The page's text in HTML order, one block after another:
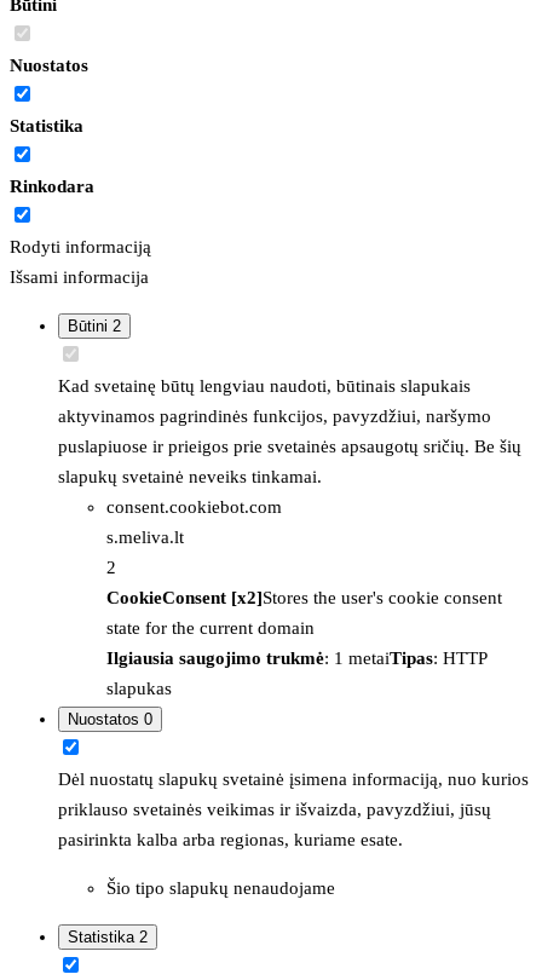
Būtini
Nuostatos
Statistika
Rinkodara
Rodyti informaciją
Išsami informacija
Būtini 2
Kad svetainę būtų lengviau naudoti, būtinais slapukais
aktyvinamos pagrindinės funkcijos, pavyzdžiui, naršymo
puslapiuose ir prieigos prie svetainės apsaugotų sričių. Be šių
slapukų svetainė neveiks tinkamai.
consent.cookiebot.com
s.meliva.lt
2
CookieConsent [x2]Stores the user's cookie consent
state for the current domain
Ilgiausia saugojimo trukmė: 1 metaiTipas: HTTP
slapukas
Nuostatos 0
Dėl nuostatų slapukų svetainė įsimena informaciją, nuo kurios
priklauso svetainės veikimas ir išvaizda, pavyzdžiui, jūsų
pasirinkta kalba arba regionas, kuriame esate.
Šio tipo slapukų nenaudojame
Statistika 2